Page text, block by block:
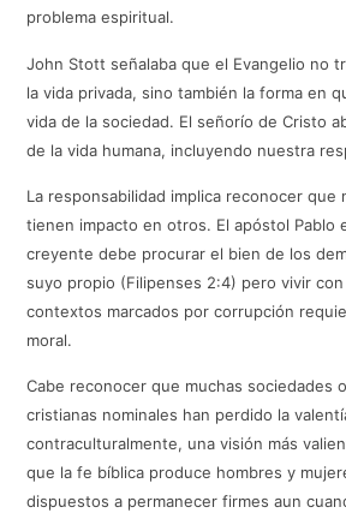
problema espiritual.
John Stott señalaba que el Evangelio no
la vida privada, sino también la forma en
vida de la sociedad. El señorío de Cristo
de la vida humana, incluyendo nuestra
La responsabilidad implica reconocer que
tienen impacto en otros. El apóstol Pablo
creyente debe procurar el bien de los
suyo propio (Filipenses 2:4) pero vivir
contextos marcados por corrupción
moral.
Cabe reconocer que muchas sociedades
cristianas nominales han perdido la
contraculturalmente, una visión más
que la fe bíblica produce hombres y
dispuestos a permanecer firmes aun